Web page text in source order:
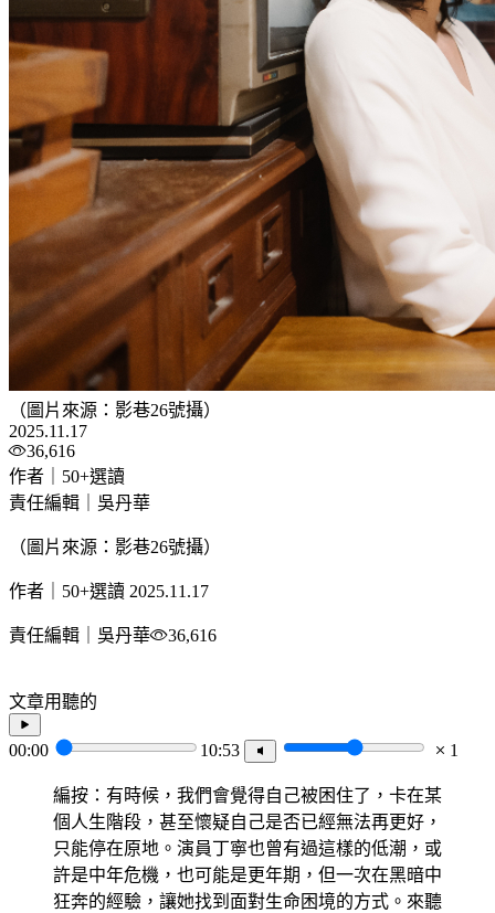
（圖片來源：影巷26號攝）
2025.11.17
36,616
作者｜50+選讀
責任編輯｜吳丹華
（圖片來源：影巷26號攝）
作者｜50+選讀 2025.11.17
責任編輯｜吳丹華 36,616
文章用聽的
00:00 10:53 1
編按：有時候，我們會覺得自己被困住了，卡在某
個人生階段，甚至懷疑自己是否已經無法再更好，
只能停在原地。演員丁寧也曾有過這樣的低潮，或
許是中年危機，也可能是更年期，但一次在黑暗中
狂奔的經驗，讓她找到面對生命困境的方式。來聽